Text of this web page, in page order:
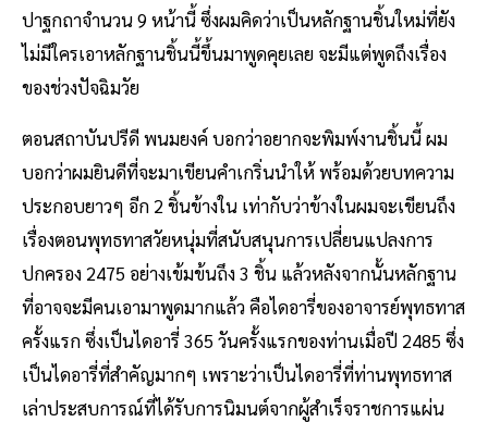
ปาฐกถาจำนวน 9 หน้านี้ ซึ่งผมคิดว่าเป็นหลักฐานชิ้นใหม่ที่ยัง
ไม่มีใครเอาหลักฐานชิ้นนี้ขึ้นมาพูดคุยเลย จะมีแต่พูดถึงเรื่อง
ของช่วงปัจฉิมวัย
ตอนสถาบันปรีดี พนมยงค์ บอกว่าอยากจะพิมพ์งานชิ้นนี้ ผม
บอกว่าผมยินดีที่จะมาเขียนคำเกริ่นนำให้ พร้อมด้วยบทความ
ประกอบยาวๆ อีก 2 ชิ้นข้างใน เท่ากับว่าข้างในผมจะเขียนถึง
เรื่องตอนพุทธทาสวัยหนุ่มที่สนับสนุนการเปลี่ยนแปลงการ
ปกครอง 2475 อย่างเข้มข้นถึง 3 ชิ้น แล้วหลังจากนั้นหลักฐาน
ที่อาจจะมีคนเอามาพูดมากแล้ว คือไดอารี่ของอาจารย์พุทธทาส
ครั้งแรก ซึ่งเป็นไดอารี่ 365 วันครั้งแรกของท่านเมื่อปี 2485 ซึ่ง
เป็นไดอารี่ที่สำคัญมากๆ เพราะว่าเป็นไดอารี่ที่ท่านพุทธทาส
เล่าประสบการณ์ที่ได้รับการนิมนต์จากผู้สำเร็จราชการแผ่น